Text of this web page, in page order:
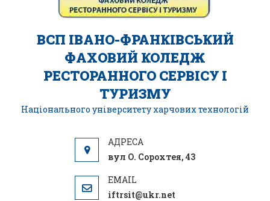
ВСП ІВАНО-ФРАНКІВСЬКИЙ
ФАХОВИЙ КОЛЕДЖ
РЕСТОРАННОГО СЕРВІСУ І
ТУРИЗМУ
Національного університету харчових технологій
вул О. Сорохтея, 43
iftrsit@ukr.net